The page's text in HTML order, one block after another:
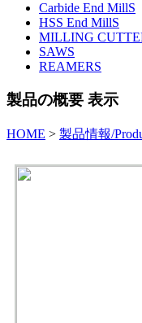
Carbide End MillS
HSS End MillS
MILLING
SAWS
REAMERS
製品の概要 表示
HOME > 製品情報/